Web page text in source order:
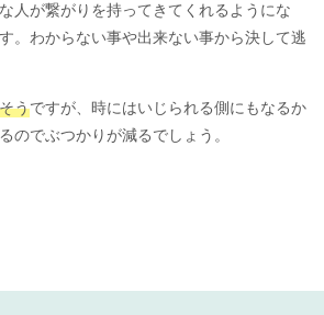
人が繋がりを持ってきてくれるようにな
。わからない事や出来ない事から決して逃
うですが、時にはいじられる側にもなるか
でぶつかりが減るでしょう。